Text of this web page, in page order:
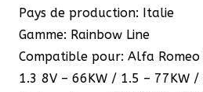
Pays de production: Italie
Gamme: Rainbow Line
Compatible pour: Alfa
1.3 8V – 66KW / 1.5 – 77KW /